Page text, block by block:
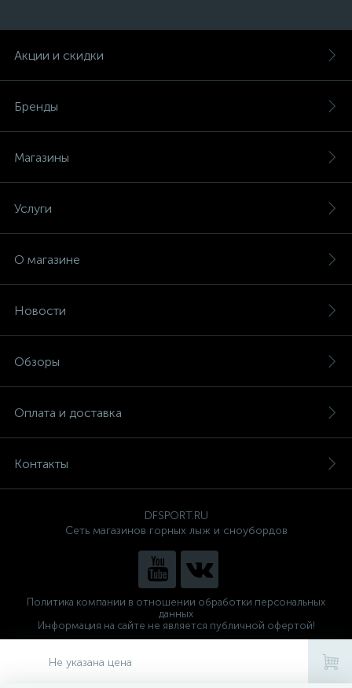
Не указана цена
Акции и скидки
Бренды
Магазины
Услуги
О магазине
Новости
Обзоры
Оплата и доставка
Контакты
DFSPORT.RU
Сеть магазинов горных лыж и сноубордов
Политика компании в отношении обработки персональных
данных
Информация на сайте не является публичной офертой!